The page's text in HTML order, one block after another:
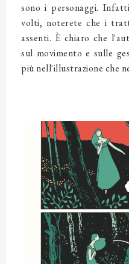
sono i personaggi.
volti, noterete che i
assenti. È chiaro che
sul movimento e sulle
più nell'illustrazione che